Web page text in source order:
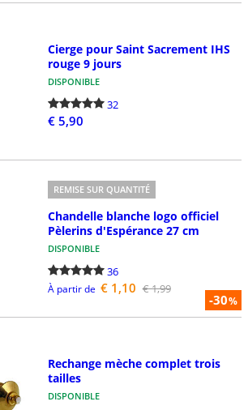
Cierge pour Saint Sacrement IHS
rouge 9 jours
DISPONIBLE
32
€ 5,90
-30%
REMISE SUR QUANTITÉ
Chandelle blanche logo officiel
Pèlerins d'Espérance 27 cm
DISPONIBLE
36
À partir de € 1,10 € 1,99
Rechange mèche complet trois
tailles
DISPONIBLE